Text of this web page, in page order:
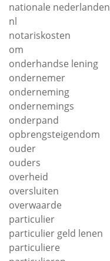
nationale nederlanden
nl
notariskosten
om
onderhandse lening
ondernemer
onderneming
ondernemings
onderpand
opbrengsteigendom
ouder
ouders
overheid
oversluiten
overwaarde
particulier
particulier geld lenen
particuliere